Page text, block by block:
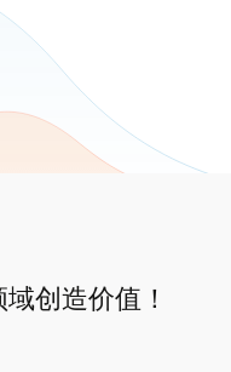
创造价值！